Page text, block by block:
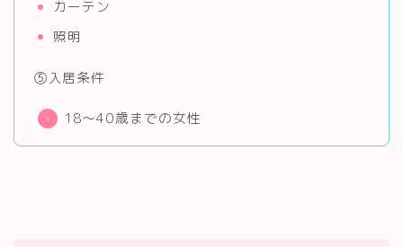
カーテン
照明
⑤入居条件
18～40歳までの女性